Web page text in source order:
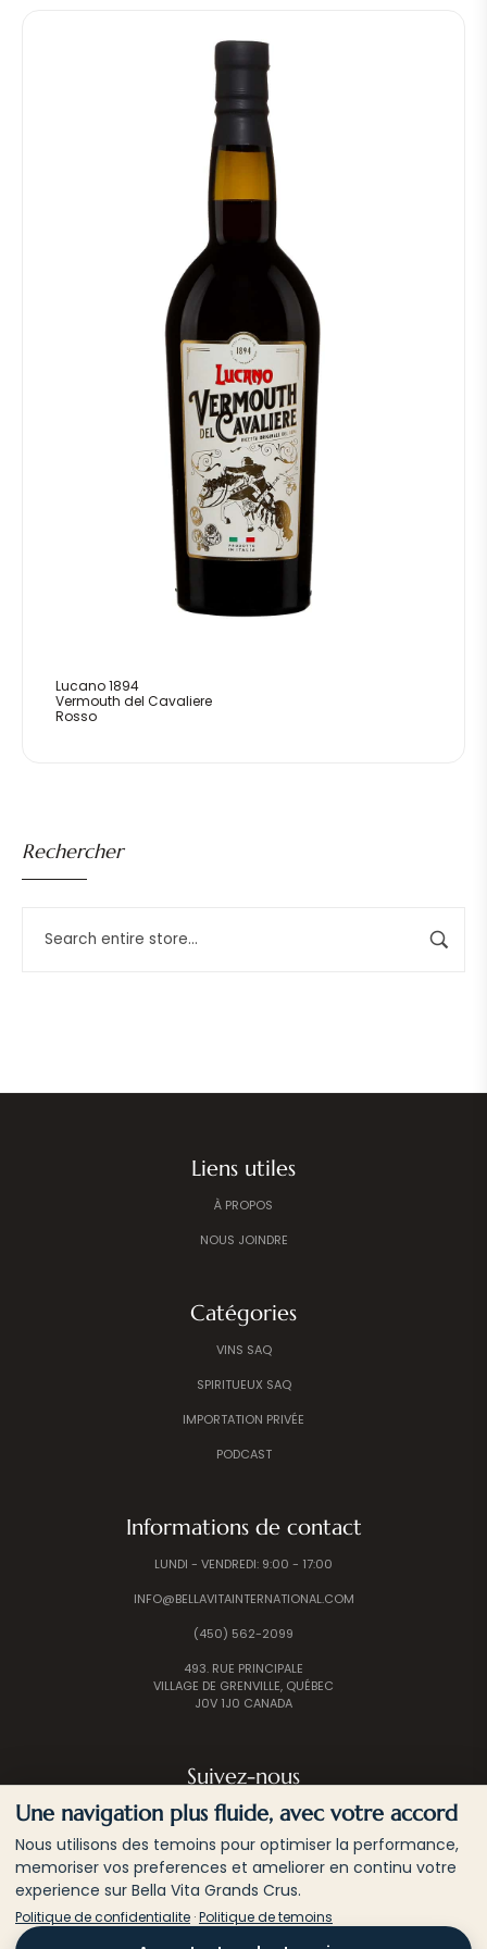
Rechercher
Lucano 1894
Vermouth del Cavaliere
Rosso
Liens utiles
À PROPOS
NOUS JOINDRE
Catégories
VINS SAQ
SPIRITUEUX SAQ
IMPORTATION PRIVÉE
PODCAST
Informations de contact
LUNDI - VENDREDI: 9:00 - 17:00
INFO@BELLAVITAINTERNATIONAL.COM
(450) 562-2099
493. RUE PRINCIPALE
VILLAGE DE GRENVILLE, QUÉBEC
J0V 1J0 CANADA
Suivez-nous
© 2026 BELLA VITA INTERNATIONAL | TOUS LES
Une navigation plus fluide, avec votre accord
Nous utilisons des temoins pour optimiser la performance,
memoriser vos preferences et ameliorer en continu votre
experience sur Bella Vita Grands Crus.
Politique de confidentialite ·Politique de temoins